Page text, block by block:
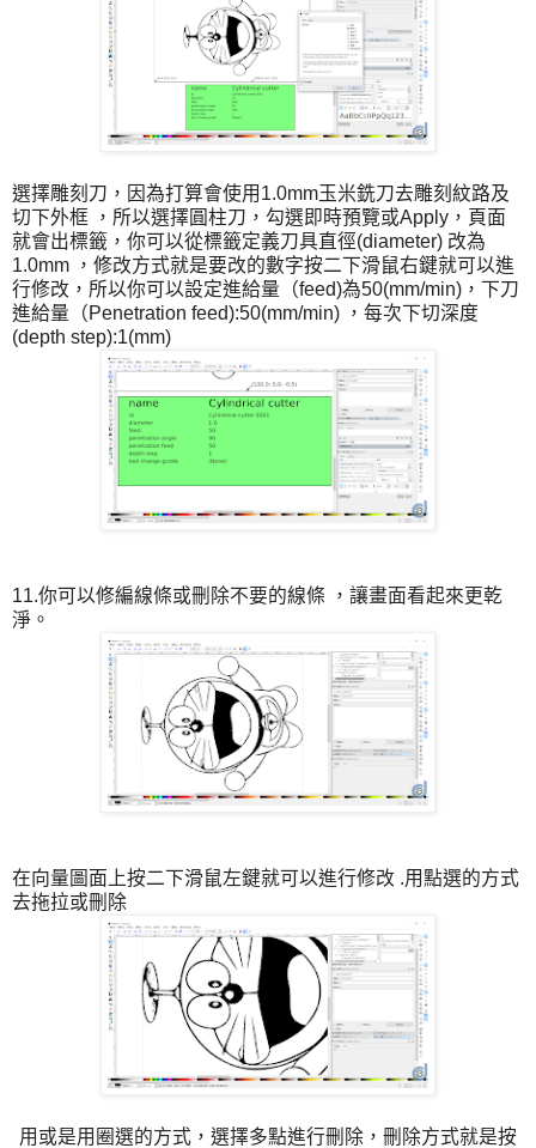
選擇雕刻刀，因為打算會使用1.0mm玉米銑刀去雕刻紋路及
切下外框 ，所以選擇圓柱刀，勾選即時預覽或Apply，頁面
就會出標籤，你可以從標籤定義刀具直徑(diameter) 改為
1.0mm ，修改方式就是要改的數字按二下滑鼠右鍵就可以進
行修改，所以你可以設定進給量（feed)為50(mm/min)，下刀
進給量（Penetration feed):50(mm/min) ，每次下切深度
(depth step):1(mm)
11.你可以修編線條或刪除不要的線條 ，讓畫面看起來更乾
淨。
在向量圖面上按二下滑鼠左鍵就可以進行修改 .用點選的方式
去拖拉或刪除
用或是用圈選的方式，選擇多點進行刪除，刪除方式就是按